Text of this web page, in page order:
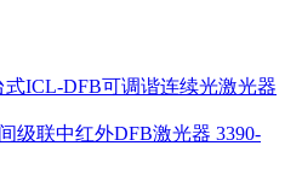
式ICL-DFB可调谐连续光激光器
级联中红外DFB激光器 3390-